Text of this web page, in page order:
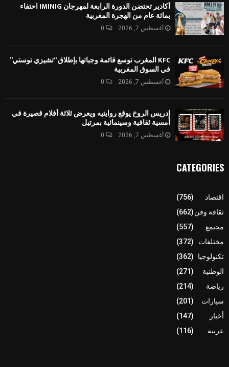
أكادير تحتضن الدورة الرابعة لمهرجان IMINIG احتفاء
بمائة عام من الهجرة المغربية
أغسطس 7, 2026 0
KFC المغرب توسع قائمة وجباتها بإطلاق “تشيزي توستي”
في السوق المغربية
أغسطس 7, 2026 0
إدريس الروخ يوقع روايتيه ويعرض ثلاثة أفلام قصيرة في
أمسية ثقافية وسينمائية بمرتيل
أغسطس 7, 2026 0
CATEGORIES
اقتصاد
(756)
ثقافة وفن(662)
مجتمع
(557)
مختلفات
(372)
تكنولوجيا
(362)
الوطنية
(271)
رياضة
(214)
سيارات
(201)
أخبار
(147)
عربية
(116)